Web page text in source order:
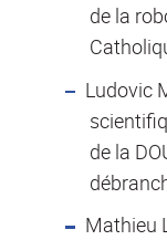
de la
Ludovic
de la
Mathieu